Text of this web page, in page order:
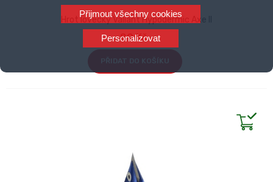
Přijmout všechny cookies
Personalizovat
Hrot lovecký Valiant Hypodermic Axe II
89 Kč
PŘIDAT DO KOŠÍKU